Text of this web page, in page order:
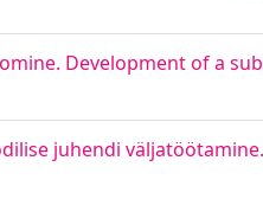
Development of a
juhendi